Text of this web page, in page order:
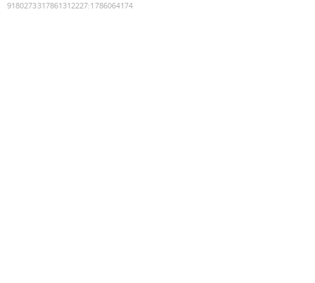
9180273317861312227:1786064174